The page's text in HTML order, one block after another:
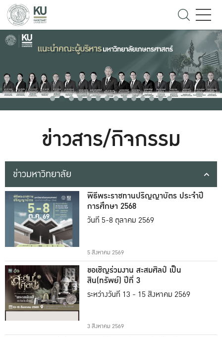
ข่าวสาร/กิจกรรม
ข่าวมหาวิทยาลัย
พิธีพระราชทานปริญญาบัตร ประจำปี
การศึกษา 2568
วันที่ 5-8 ตุลาคม 2569
5 สิงหาคม 2569
ขอเชิญร่วมงาน สะสมศิลป์ เป็น
สิน(ทรัพย์) ปีที่ 3
ระหว่างวันที่ 13 - 15 สิงหาคม 2569
3 สิงหาคม 2569